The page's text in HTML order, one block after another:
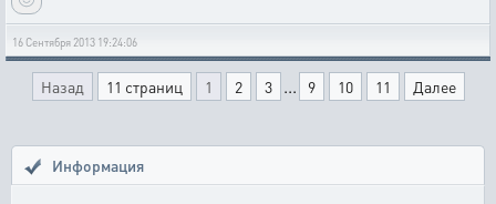
16 Сентября 2013 19:24:06
Назад 11 страниц 1 2 3 ... 9 10 11 Далее
Информация